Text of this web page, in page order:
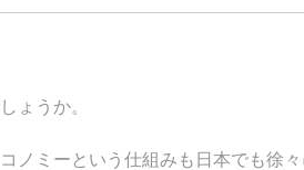
ょうか。
ノミーという仕組みも日本でも徐